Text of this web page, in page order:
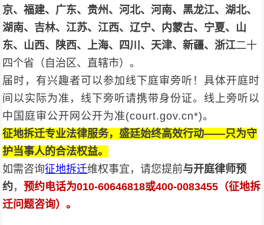
京、福建、广东、贵州、河北、河南、黑龙江、湖北、
湖南、吉林、江苏、江西、辽宁、内蒙古、宁夏、山
东、山西、陕西、上海、四川、天津、新疆、浙江二十
四个省（自治区、直辖市）。
届时，有兴趣者可以参加线下庭审旁听！具体开庭时
间以实际为准，线下旁听请携带身份证。线上旁听以
中国庭审公开网公开为准(court.gov.cn*)。
征地拆迁专业法律服务，盛廷始终高效行动——只为守
护当事人的合法权益。
如需咨询征地拆迁维权事宜，请您提前与开庭律师预
约，预约电话为010-60646818或400-0083455（征地拆
迁问题咨询）。